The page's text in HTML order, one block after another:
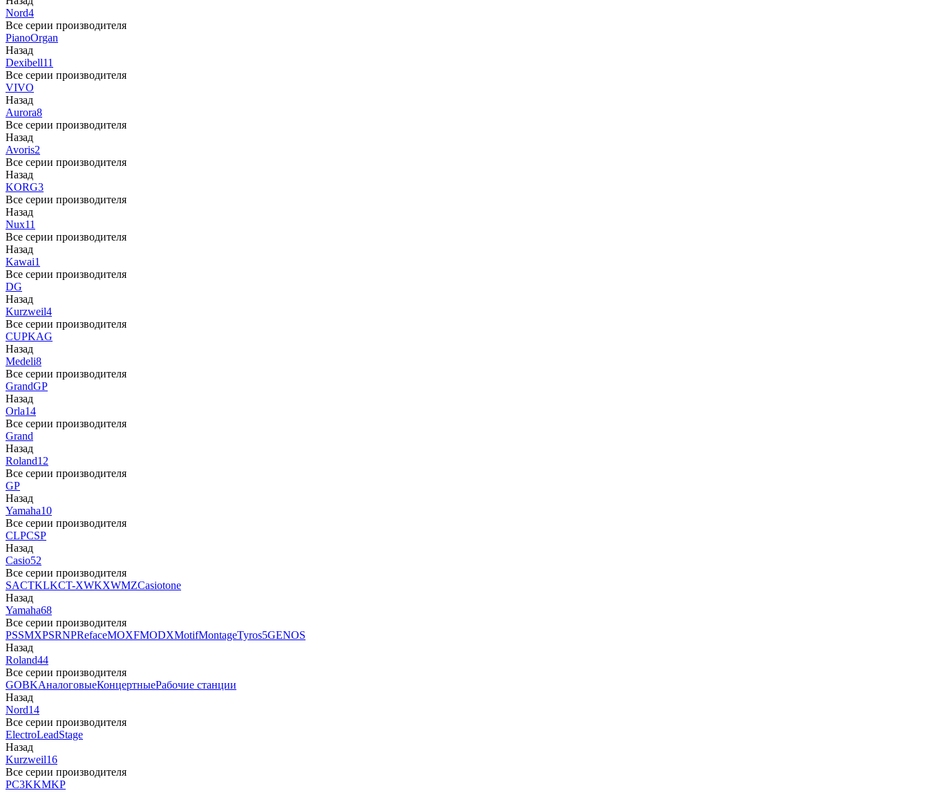
Nord4
Все серии производителя
PianoOrgan
Назад
Dexibell11
Все серии производителя
VIVO
Назад
Aurora8
Все серии производителя
Назад
Avoris2
Все серии производителя
Назад
KORG3
Все серии производителя
Назад
Nux11
Все серии производителя
Назад
Kawai1
Все серии производителя
DG
Назад
Kurzweil4
Все серии производителя
CUPKAG
Назад
Medeli8
Все серии производителя
GrandGP
Назад
Orla14
Все серии производителя
Grand
Назад
Roland12
Все серии производителя
GP
Назад
Yamaha10
Все серии производителя
CLPCSP
Назад
Casio52
Все серии производителя
SACTKLKCT-XWKXWMZCasiotone
Назад
Yamaha68
Все серии производителя
PSSMXPSRNPRefaceMOXFMODXMotifMontageTyros5GENOS
Назад
Roland44
Все серии производителя
GOBKАналоговыеКонцертныеРабочие станции
Назад
Nord14
Все серии производителя
ElectroLeadStage
Назад
Kurzweil16
Все серии производителя
PC3KKMKP